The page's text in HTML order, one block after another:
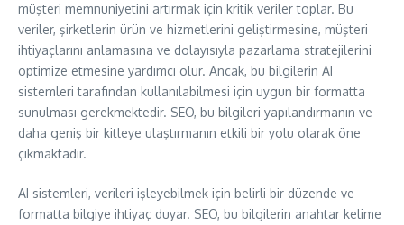
müşteri memnuniyetini artırmak için kritik veriler toplar. Bu
veriler, şirketlerin ürün ve hizmetlerini geliştirmesine, müşteri
ihtiyaçlarını anlamasına ve dolayısıyla pazarlama stratejilerini
optimize etmesine yardımcı olur. Ancak, bu bilgilerin AI
sistemleri tarafından kullanılabilmesi için uygun bir formatta
sunulması gerekmektedir. SEO, bu bilgileri yapılandırmanın ve
daha geniş bir kitleye ulaştırmanın etkili bir yolu olarak öne
çıkmaktadır.
AI sistemleri, verileri işleyebilmek için belirli bir düzende ve
formatta bilgiye ihtiyaç duyar. SEO, bu bilgilerin anahtar kelime